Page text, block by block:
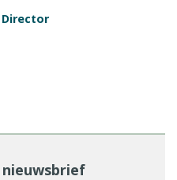
Director